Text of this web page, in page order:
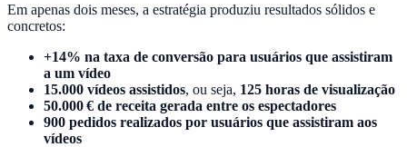
Em apenas dois meses, a estratégia produziu resultados sólidos e
concretos:
+14% na taxa de conversão para usuários que assistiram
a um vídeo
15.000 vídeos assistidos, ou seja, 125 horas de visualização
50.000 € de receita gerada entre os espectadores
900 pedidos realizados por usuários que assistiram aos
vídeos